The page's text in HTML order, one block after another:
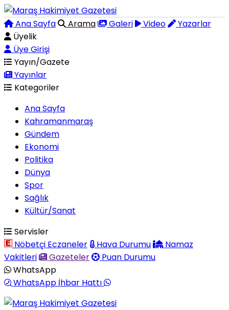
Ana Sayfa Arama Galeri Video
Yazarlar
Üyelik
Üye Girişi
Yayın/Gazete
Yayınlar
Kategoriler
Ana Sayfa
Kahramanmaraş
Gündem
Ekonomi
Politika
Dünya
Spor
Sağlık
Kültür/Sanat
Servisler
Nöbetçi Eczaneler
Hava Durumu
Namaz
Vakitleri
Gazeteler
Puan Durumu
WhatsApp
WhatsApp İhbar Hattı